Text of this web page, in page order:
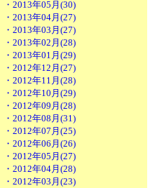
・2013年05月(30)
・2013年04月(27)
・2013年03月(27)
・2013年02月(28)
・2013年01月(29)
・2012年12月(27)
・2012年11月(28)
・2012年10月(29)
・2012年09月(28)
・2012年08月(31)
・2012年07月(25)
・2012年06月(26)
・2012年05月(27)
・2012年04月(28)
・2012年03月(23)